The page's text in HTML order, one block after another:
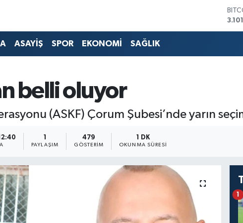
ASAYİŞ SPOR EKONOMİ SAĞLIK
belli oluyor
(ASKF) Çorum Şubesi’nde yarın
PAYLAŞIM
479
GÖSTERIM
1 DK
OKUNMA SÜRESI
1